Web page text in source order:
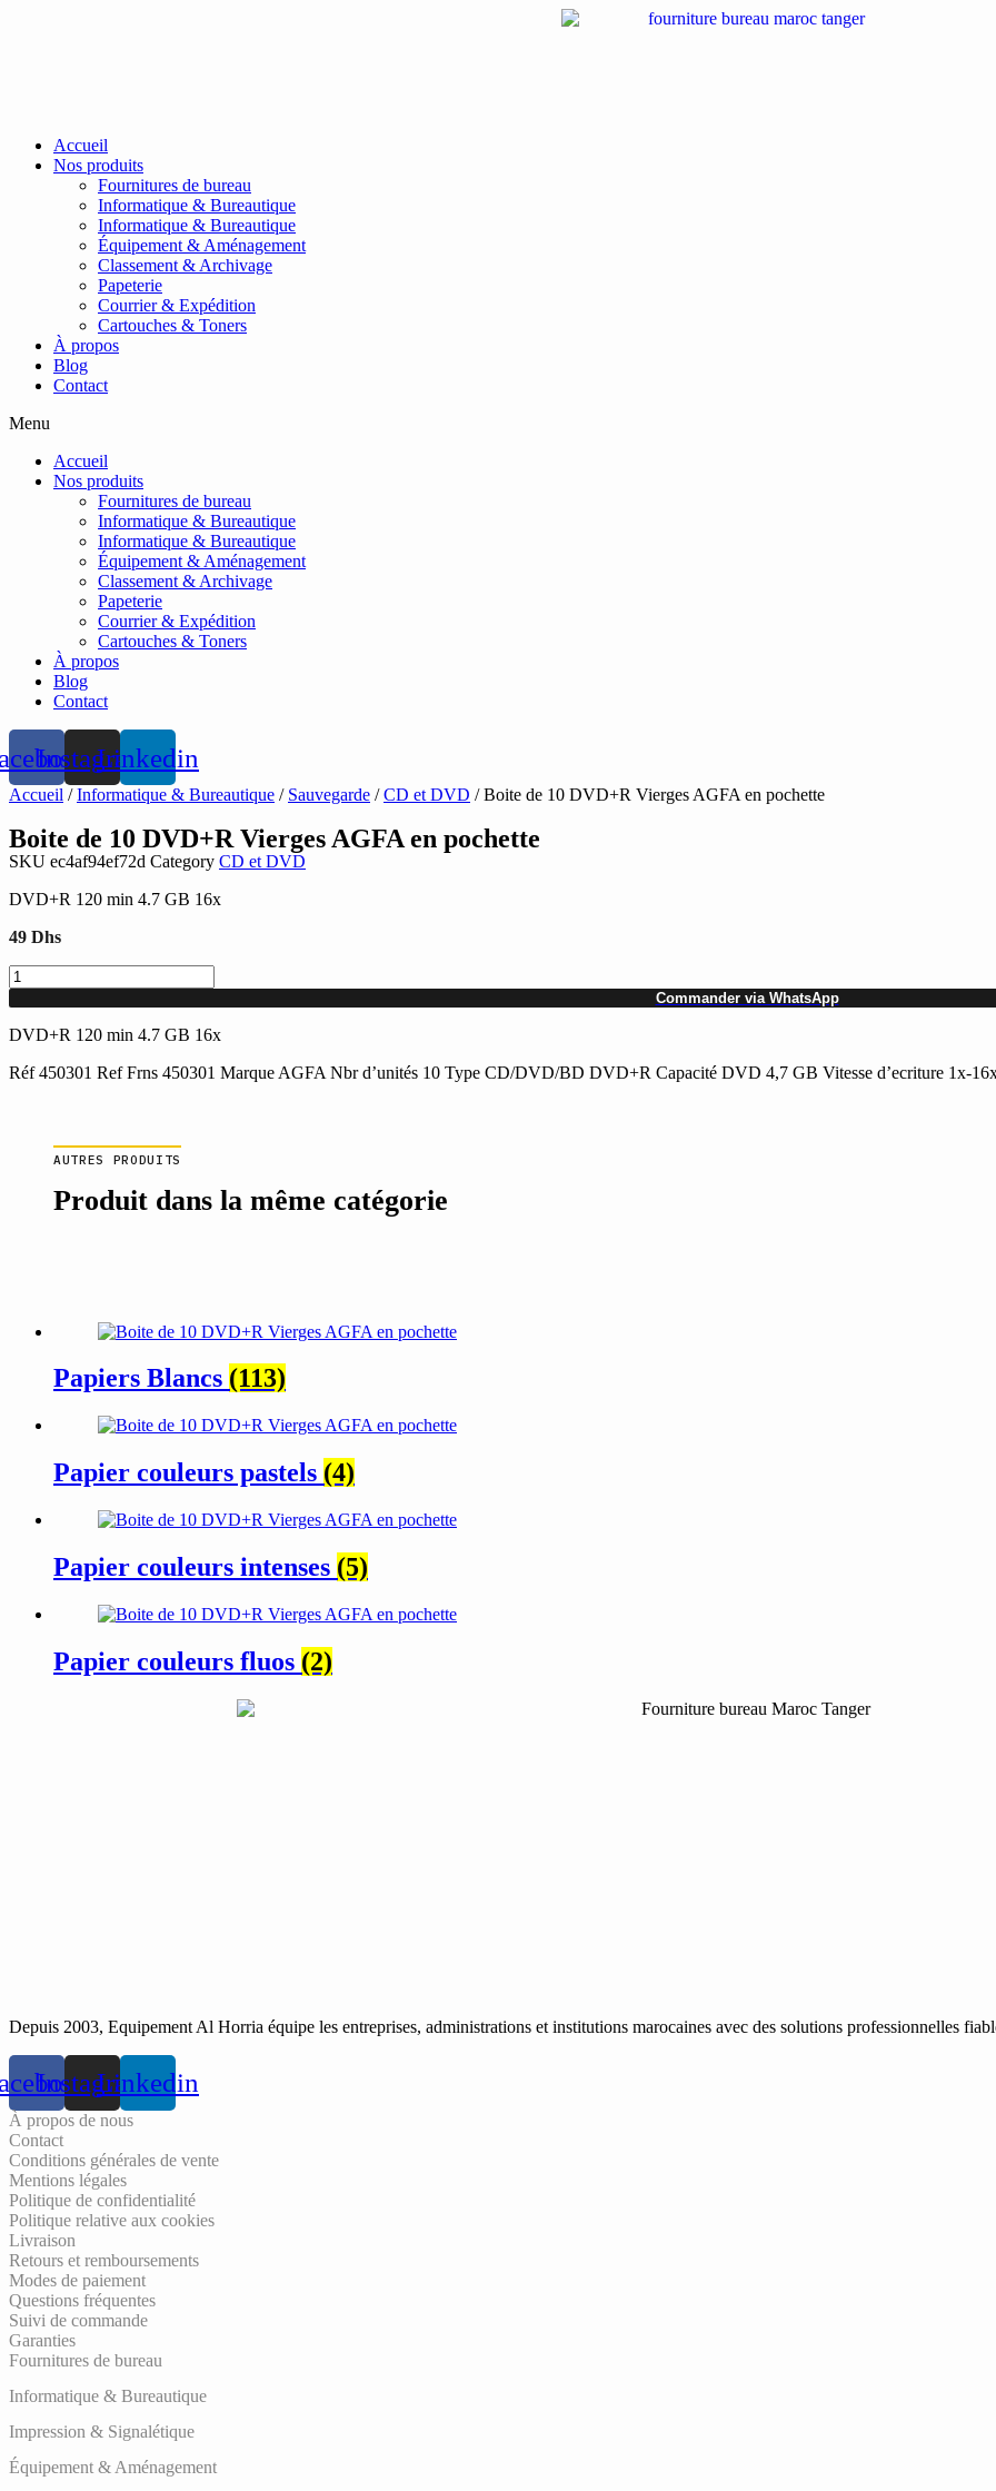
Accueil
Nos produits
Fournitures de bureau
Informatique & Bureautique
Informatique & Bureautique
Équipement & Aménagement
Classement & Archivage
Papeterie
Courrier & Expédition
Cartouches & Toners
À propos
Blog
Contact
Menu
Accueil
Nos produits
Fournitures de bureau
Informatique & Bureautique
Informatique & Bureautique
Équipement & Aménagement
Classement & Archivage
Papeterie
Courrier & Expédition
Cartouches & Toners
À propos
Blog
Contact
InstagramLinkedin
Accueil /Informatique & Bureautique / Sauvegarde /CD et DVD / Boite de 10 DVD+R Vierges AGFA en pochette
Boite de 10 DVD+R Vierges AGFA en pochette
SKU ec4af94ef72d Category CD et DVD
DVD+R 120 min 4.7 GB 16x
49 Dhs
quantité
de
Boite
de
DVD+R
pochette
Commander via WhatsApp
DVD+R 120 min 4.7 GB 16x
Réf 450301 Ref Frns 450301 Marque AGFA Nbr d’unités 10 Type CD/DVD/BD DVD+R Capacité DVD 4,7 GB Vitesse d’ecriture 1x-
AUTRES PRODUITS
Produit dans la même catégorie
Papiers Blancs (113)
Papier couleurs pastels (4)
Papier couleurs intenses (5)
Papier couleurs fluos (2)
Depuis 2003, Equipement Al Horria équipe les entreprises, administrations et institutions marocaines avec des solutions professionnelles
InstagramLinkedin
À propos de nous
Contact
Conditions générales de vente
Mentions légales
Politique de confidentialité
Politique relative aux cookies
Livraison
Retours et remboursements
Modes de paiement
Questions fréquentes
Suivi de commande
Garanties
Fournitures de bureau
Informatique & Bureautique
Impression & Signalétique
Équipement & Aménagement